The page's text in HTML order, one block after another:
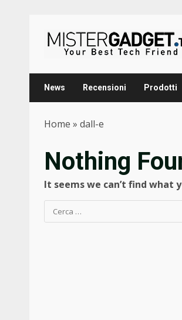
content
News Recensioni Prodotti
Home » dall-e
Nothing
It seems we can’t find what
Ricerca
per: